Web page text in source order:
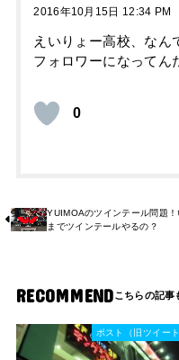
2016年10月15日 12:34 PM
えいりょー高校、なん
フォロワーになってん
0
YUIMOAのツインテール問題！
までツインテールやるの？
RECOMMEND
ポスト（旧ツイート